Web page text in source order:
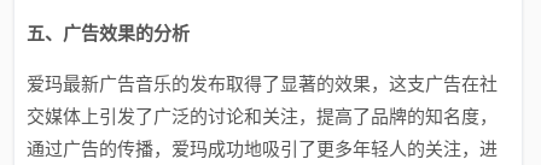
五、广告效果的分析
爱玛最新广告音乐的发布取得了显著的效果，这支广告在社
交媒体上引发了广泛的讨论和关注，提高了品牌的知名度，
通过广告的传播，爱玛成功地吸引了更多年轻人的关注，进